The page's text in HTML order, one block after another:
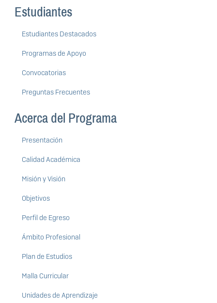
Estudiantes
Estudiantes Destacados
Programas de Apoyo
Convocatorias
Preguntas Frecuentes
Acerca del Programa
Presentación
Calidad Académica
Misión y Visión
Objetivos
Perfil de Egreso
Ámbito Profesional
Plan de Estudios
Malla Curricular
Unidades de Aprendizaje